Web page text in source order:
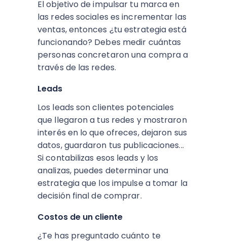
El objetivo de impulsar tu marca en
las redes sociales es incrementar las
ventas, entonces ¿tu estrategia está
funcionando? Debes medir cuántas
personas concretaron una compra a
través de las redes.
Leads
Los leads son clientes potenciales
que llegaron a tus redes y mostraron
interés en lo que ofreces, dejaron sus
datos, guardaron tus publicaciones...
Si contabilizas esos leads y los
analizas, puedes determinar una
estrategia que los impulse a tomar la
decisión final de comprar.
Costos de un cliente
¿Te has preguntado cuánto te